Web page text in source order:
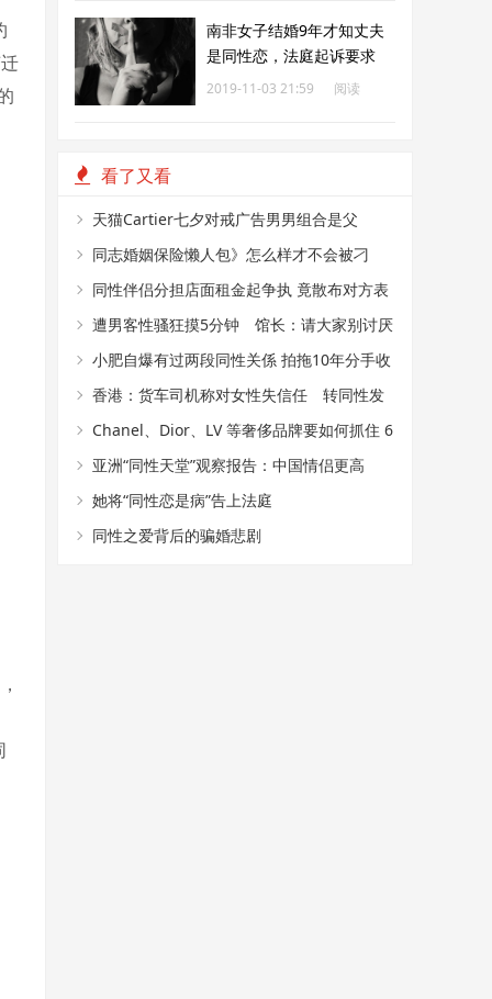
南非女子结婚9年才知丈夫
是同性恋，法庭起诉要求
400万赔偿
2019-11-03 21:59
阅读
看了又看
天猫Cartier七夕对戒广告男男组合是父
子？ 网民：感觉是支持LGBT
同志婚姻保险懒人包》怎么样才不会被刁
难？同婚后买保险必知5件事
同性伴侣分担店面租金起争执 竟散布对方表
亲畸恋恐吓
遭男客性骚狂摸5分钟 馆长：请大家别讨厌
同志朋友
小肥自爆有过两段同性关係 拍拖10年分手收
场 伤心到爆
香港：货车司机称对女性失信任 转同性发
展兼与3男童肛交 囚7年半
Chanel、Dior、LV 等奢侈品牌要如何抓住 6
亿同性消费者？
亚洲“同性天堂”观察报告：中国情侣更高
调，变性人求职仍艰难
她将“同性恋是病”告上法庭
同性之爱背后的骗婚悲剧